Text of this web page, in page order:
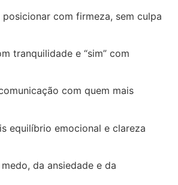
com firmeza, sem culpa
tranquilidade e “sim” com
com quem mais
equilíbrio emocional e clareza
da ansiedade e da